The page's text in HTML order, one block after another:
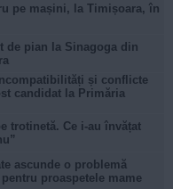
pe mașini, la Timișoara, în
de pian la Sinagoga din
și conflicte
candidat la Primăria
trotinetă. Ce i-au învățat
ascunde o problemă
proaspetele mame